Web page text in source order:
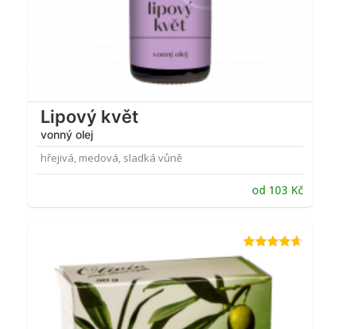
Lipový květ
vonný olej
hřejivá, medová, sladká vůně
od 103 Kč
Hodnocení
4.63z 5